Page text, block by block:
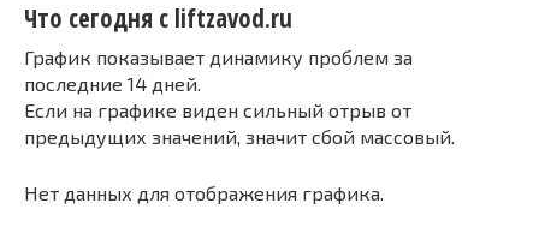
Что сегодня с liftzavod.ru
График показывает динамику проблем за
последние 14 дней.
Если на графике виден сильный отрыв от
предыдущих значений, значит сбой массовый.
Нет данных для отображения графика.